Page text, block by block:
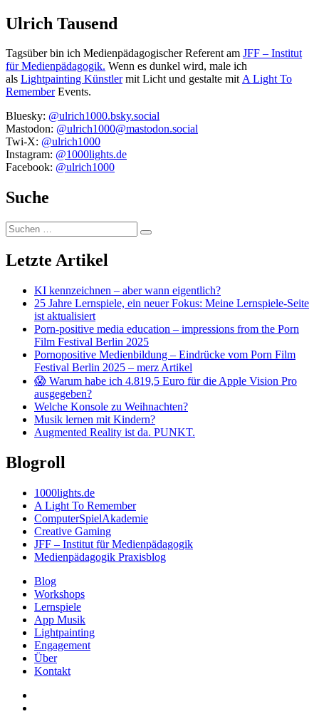
Ulrich Tausend
Tagsüber bin ich Medienpädagogischer Referent am JFF – Institut
für Medienpädagogik. Wenn es dunkel wird, male ich
als Lightpainting Künstlermit Licht und gestalte mitA Light To
RememberEvents.
Bluesky: @ulrich1000.bsky.social
Mastodon: @ulrich1000@mastodon.social
Twi-X: @ulrich1000
Instagram: @1000lights.de
Facebook: @ulrich1000
Suche
Suchen
nach:
Suchen
Letzte Artikel
KI kennzeichnen – aber wann eigentlich?
25 Jahre Lernspiele, ein neuer Fokus: Meine Lernspiele-Seite
ist aktualisiert
Porn-positive media education – impressions from the Porn
Film Festival Berlin 2025
Pornopositive Medienbildung – Eindrücke vom Porn Film
Festival Berlin 2025 – merz Artikel
😱 Warum habe ich 4.819,5 Euro für die Apple Vision Pro
ausgegeben?
Welche Konsole zu Weihnachten?
Musik lernen mit Kindern?
Augmented Reality ist da. PUNKT.
Blogroll
1000lights.de
A Light To Remember
ComputerSpielAkademie
Creative Gaming
JFF – Institut für Medienpädagogik
Medienpädagogik Praxisblog
Blog
Workshops
Lernspiele
App Musik
Lightpainting
Engagement
Über
Kontakt